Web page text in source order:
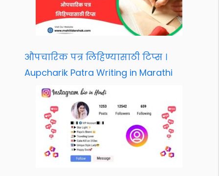
औपचारिक पत्र लिहिण्यासाठी टिप्स ।
Aupcharik Patra Writing in Marathi